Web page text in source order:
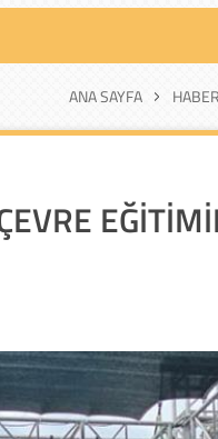
ANA SAYFA